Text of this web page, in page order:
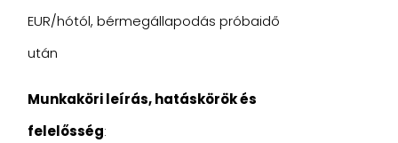
EUR/hótól, bérmegállapodás próbaidő
után
Munkaköri leírás, hatáskörök és
felelősség: